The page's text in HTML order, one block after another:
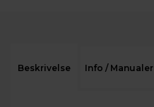
Beskrivelse Info / Manualer